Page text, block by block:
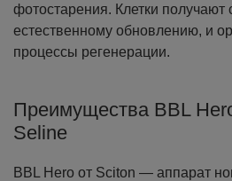
фотостарения. Клетки получают
естественному обновлению, и
процессы регенерации.
Преимущества BBL
Seline
BBL Hero от Sciton — аппарат